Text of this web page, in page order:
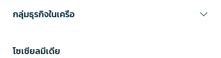
กลุ่มธุรกิจในเครือ
โซเซียลมีเดีย​